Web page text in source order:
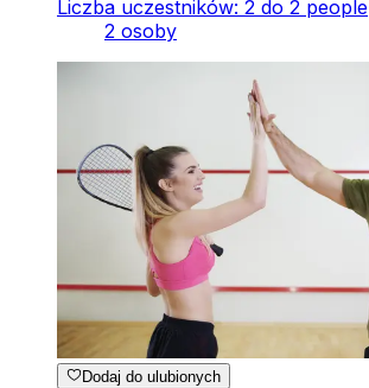
Liczba uczestników: 2 do 2 people
2 osoby
Dodaj do ulubionych